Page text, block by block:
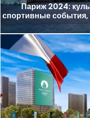
Париж 2024:
спортивные